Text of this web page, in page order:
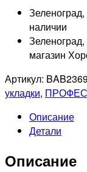
наличии
магазин
Артикул:
укладки,
Описание
Детали
Описание